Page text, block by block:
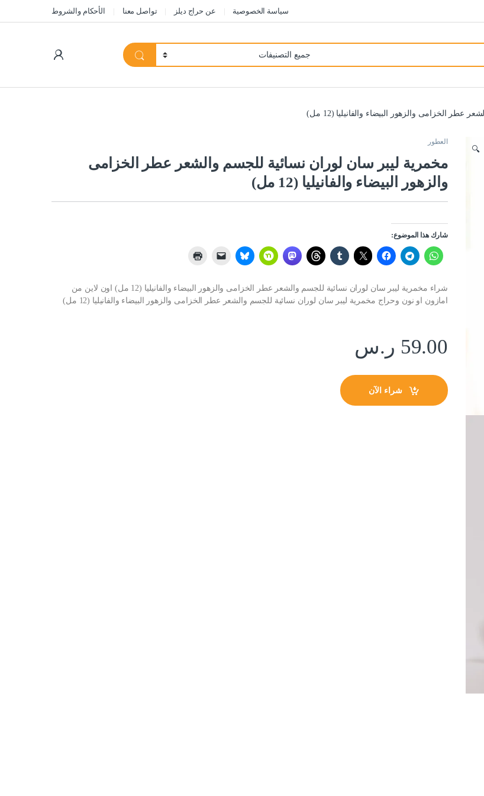
سياسة الخصوصية عن حراج ديلز تواصل معنا الأحكام والشروط
الخزامى والزهور البيضاء والفانيليا (12 مل)
🔍
العطور
مخمرية ليبر سان لوران نسائية للجسم والشعر عطر الخزامى
والزهور البيضاء والفانيليا (12 مل)
شارك هذا الموضوع:
شراء مخمرية ليبر سان لوران نسائية للجسم والشعر عطر الخزامى والزهور البيضاء والفانيليا (12 مل) اون لاين من
امازون او نون وحراج مخمرية ليبر سان لوران نسائية للجسم والشعر عطر الخزامى والزهور البيضاء والفانيليا (12 مل)
59.00 ر.س
شراء الآن